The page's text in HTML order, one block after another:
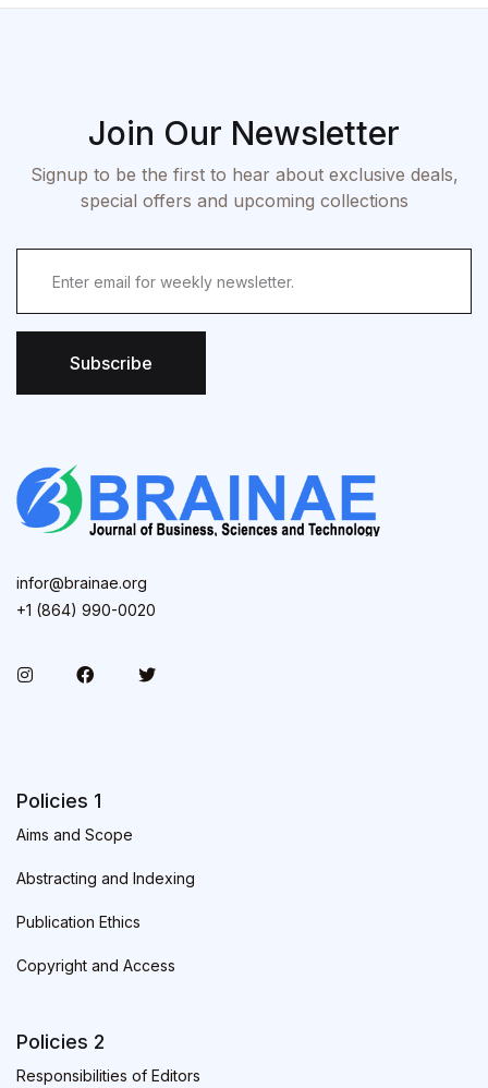
Join Our Newsletter
Signup to be the first to hear about exclusive deals,
special offers and upcoming collections
Subscribe
infor@brainae.org
+1 (864) 990-0020
Policies 1
Aims and Scope
Abstracting and Indexing
Publication Ethics
Copyright and Access
Policies 2
Responsibilities of Editors